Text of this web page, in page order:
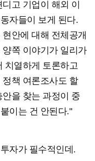
고 기업이 해외 이
자들이 보게 된다.
안에 대해 전체공개
쪽 이야기가 일리가
치열하게 토론하고
책 여론조사도 할
을 찾는 과정이 중
이는 건 안된다."
자가 필수적인데.